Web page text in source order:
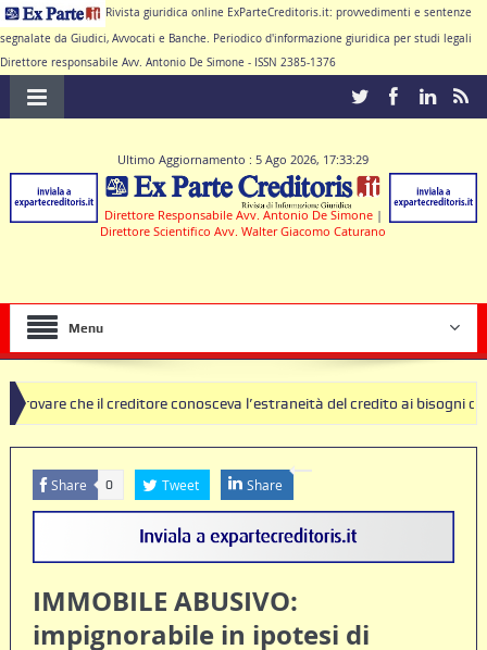
Rivista giuridica online ExParteCreditoris.it: provvedimenti e sentenze
segnalate da Giudici, Avvocati e Banche. Periodico d'informazione giuridica per studi legali
Direttore responsabile Avv. Antonio De Simone - ISSN 2385-1376
Ultimo Aggiornamento : 5 Ago 2026, 17:33:29
Direttore Responsabile Avv. Antonio De Simone |
Direttore Scientifico Avv. Walter Giacomo Caturano
Menu
il creditore conosceva l’estraneità del credito ai bisogni della
clausole nulle deve produrre il contratto di conto corrente
Share 0 Tweet Share
IMMOBILE ABUSIVO:
impignorabile in ipotesi di